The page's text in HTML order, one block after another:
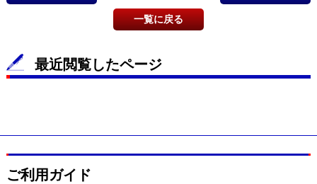
一覧に戻る
最近閲覧したページ
ご利用ガイド